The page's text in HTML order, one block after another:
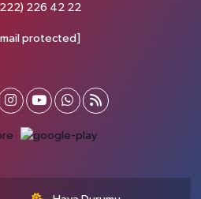
226 42 22
protected]